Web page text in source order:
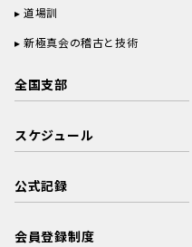
道場訓
新極真会の稽古と技術
全国支部
スケジュール
公式記録
会員登録制度